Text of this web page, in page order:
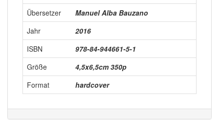
Übersetzer
Manuel Alba Bauzano
Jahr
2016
ISBN
978-84-944661-5-1
Größe
4,5x6,5cm 350p
Format
hardcover